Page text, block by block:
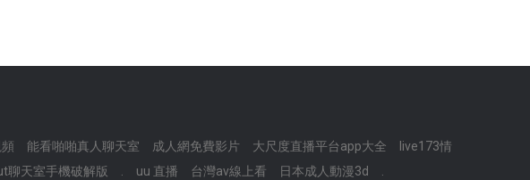
能看啪啪真人聊天室 成人網免費影片 大尺度直播平台app大全
live173情
聊天室手機破解版 uu 直播 台灣av線上看 日本成人動漫3d